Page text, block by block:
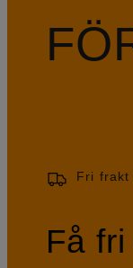
Fri frakt
Få